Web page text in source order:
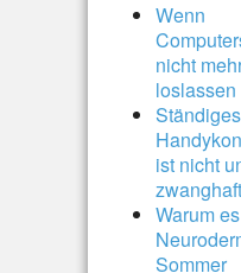
Wenn
nicht
loslassen
Ständiges
ist nicht
zwanghaft
Warum
Sommer